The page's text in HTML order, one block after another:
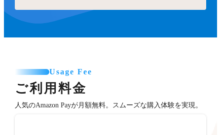
Usage Fee
ご利用料金
人気のAmazon Payが月額無料。スムーズな購入体験を実現。